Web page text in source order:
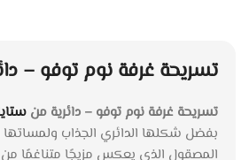
تسريحة غرفة نوم توفو –
تسريحة غرفة نوم توفو – دائرية من
بفضل شكلها الدائري الجذاب
المصقول الذي يعكس مزيجًا متناغمًا من